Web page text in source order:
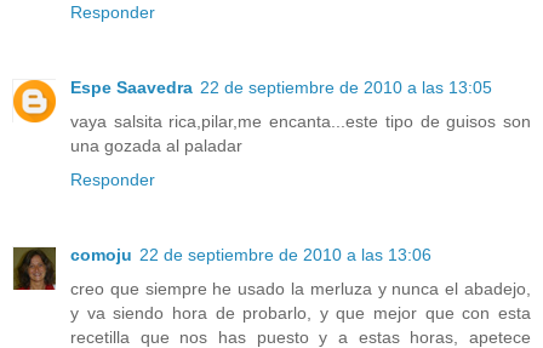
Responder
Espe Saavedra 22 de septiembre de 2010 a las 13:05
vaya salsita rica,pilar,me encanta...este tipo de guisos son
una gozada al paladar
Responder
comoju 22 de septiembre de 2010 a las 13:06
creo que siempre he usado la merluza y nunca el abadejo,
y va siendo hora de probarlo, y que mejor que con esta
recetilla que nos has puesto y a estas horas, apetece